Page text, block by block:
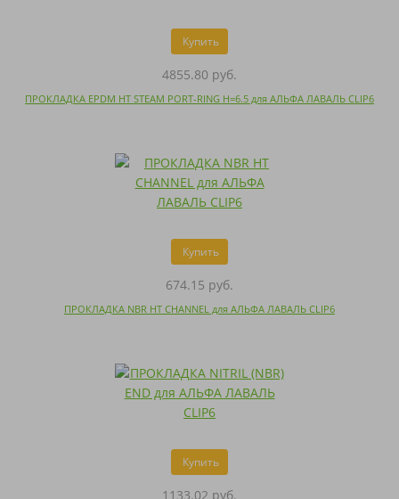
Купить
4855.80 руб.
ПРОКЛАДКА EPDM HT STEAM PORT-RING H=6.5 для АЛЬФА ЛАВАЛЬ CLIP6
Купить
674.15 руб.
ПРОКЛАДКА NBR HT CHANNEL для АЛЬФА ЛАВАЛЬ CLIP6
Купить
1133.02 руб.